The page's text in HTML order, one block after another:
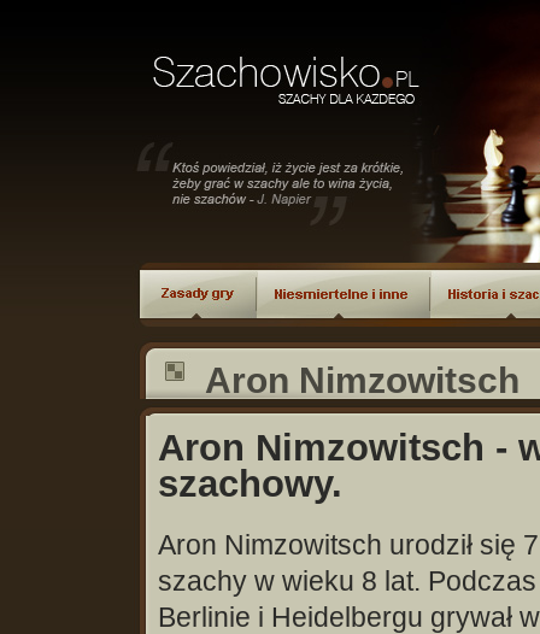
Aron Nimzowitsch
Aron Nimzowitsch -
szachowy.
Aron Nimzowitsch urodził się
szachy w wieku 8 lat.
Berlinie i Heidelbergu grywał